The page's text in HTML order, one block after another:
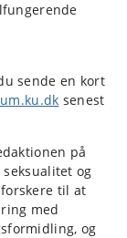
sende en kort
senest
på
og
til at
med
og